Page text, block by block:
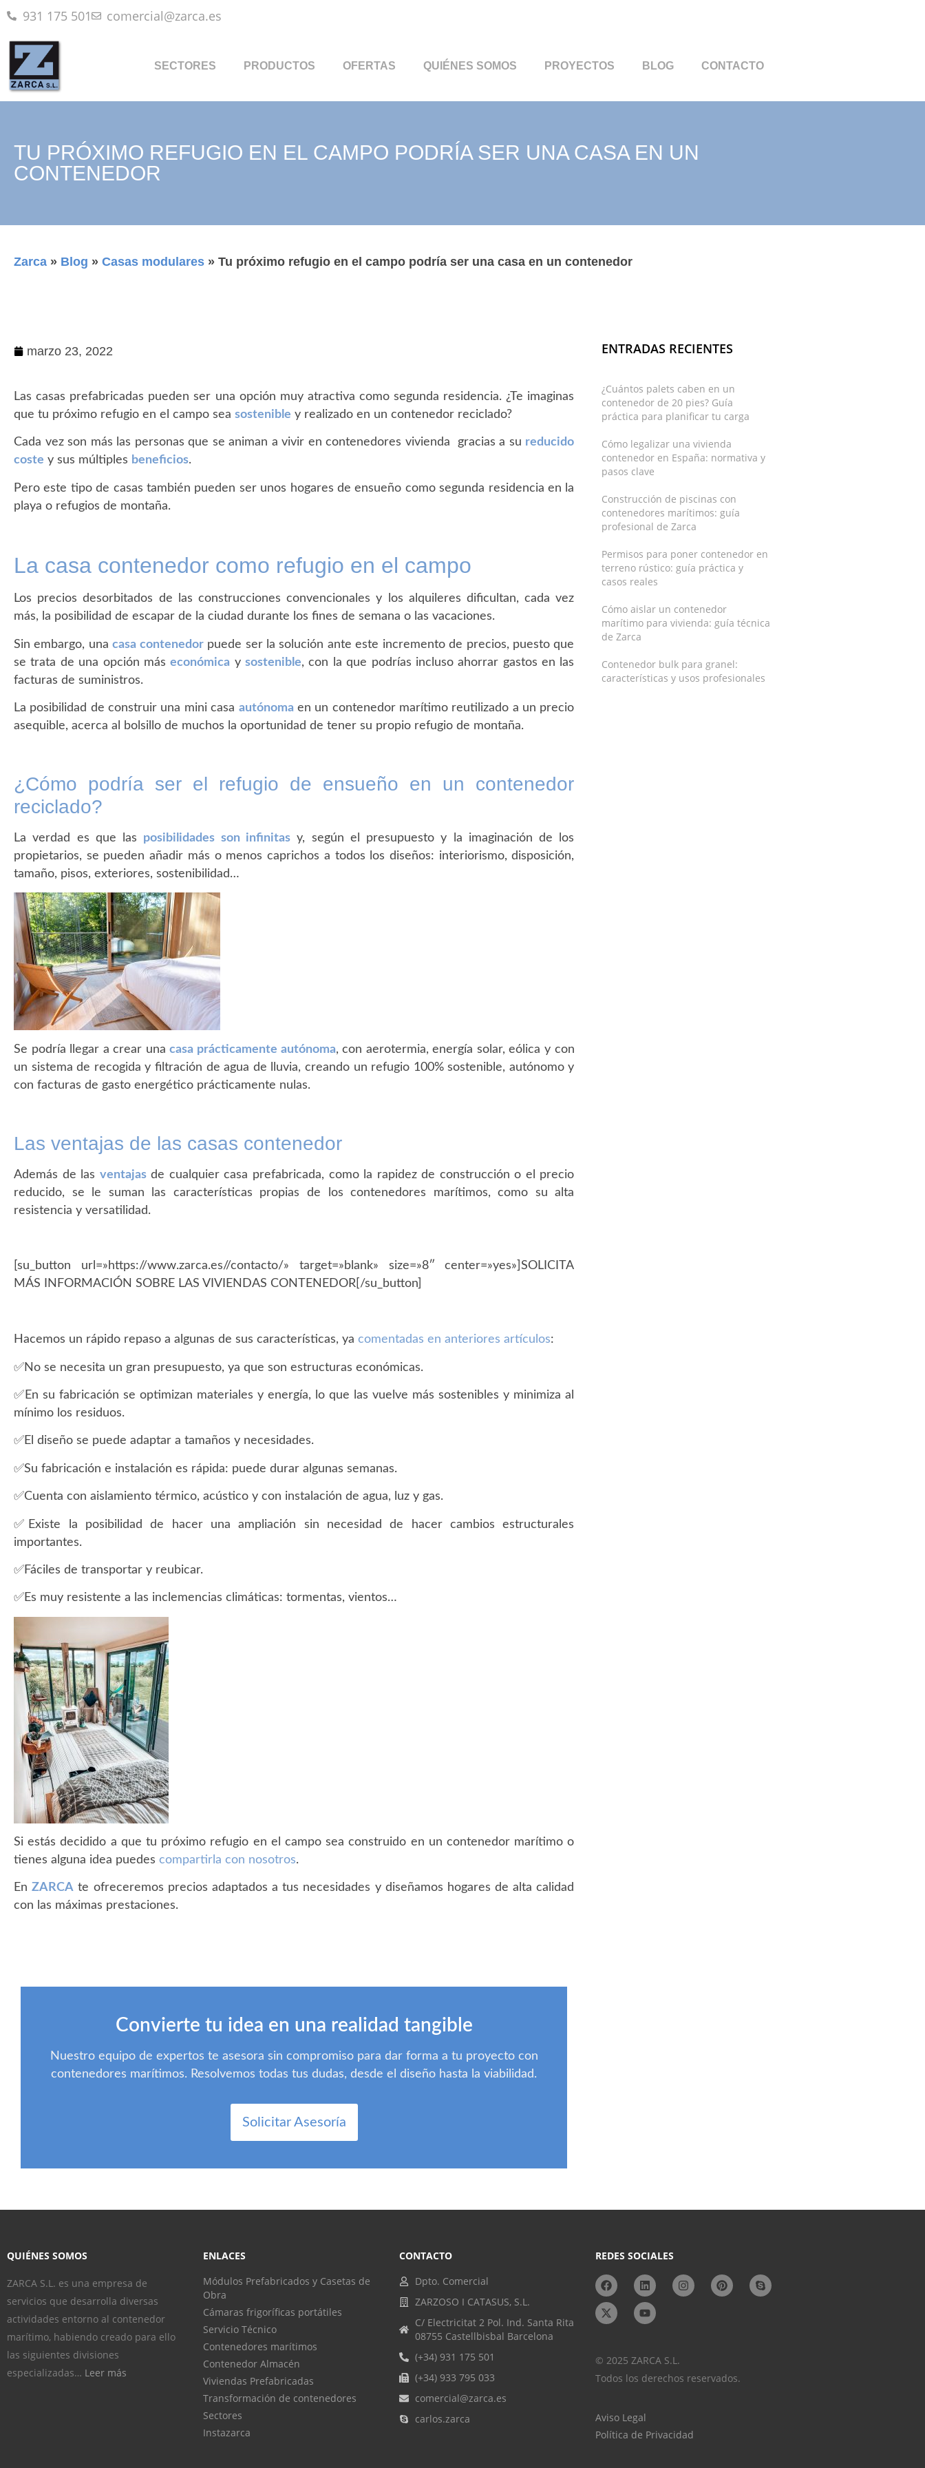
931 175 501 comercial@zarca.es
SECTORES PRODUCTOS OFERTAS QUIÉNES SOMOS PROYECTOS BLOG CONTACTO
TU PRÓXIMO REFUGIO EN EL CAMPO PODRÍA SER UNA CASA EN UN
CONTENEDOR
Zarca » Blog » Casas modulares » Tu próximo refugio en el campo podría ser una casa en un contenedor
marzo 23, 2022
Las casas prefabricadas pueden ser una opción muy atractiva como segunda residencia. ¿Te imaginas
que tu próximo refugio en el campo sea sostenible y realizado en un contenedor reciclado?
Cada vez son más las personas que se animan a vivir en contenedores vivienda gracias a su reducido
coste y sus múltiples beneficios.
Pero este tipo de casas también pueden ser unos hogares de ensueño como segunda residencia en la
playa o refugios de montaña.
La casa contenedor como refugio en el campo
Los precios desorbitados de las construcciones convencionales y los alquileres dificultan, cada vez
más, la posibilidad de escapar de la ciudad durante los fines de semana o las vacaciones.
Sin embargo, unacasa contenedorpuede ser la solución ante este incremento de precios, puesto que
se trata de una opción máseconómica ysostenible, con la que podrías incluso ahorrar gastos en las
facturas de suministros.
La posibilidad de construir una mini casa autónoma en un contenedor marítimo reutilizado a un precio
asequible, acerca al bolsillo de muchos la oportunidad de tener su propio refugio de montaña.
¿Cómo podría ser el refugio de ensueño en un contenedor
reciclado?
La verdad es que las posibilidades son infinitasy, según el presupuesto y la imaginación de los
propietarios, se pueden añadir más o menos caprichos a todos los diseños: interiorismo, disposición,
tamaño, pisos, exteriores, sostenibilidad…
Se podría llegar a crear unacasa prácticamente autónoma, con aerotermia, energía solar, eólica y con
un sistema de recogida y filtración de agua de lluvia, creando un refugio 100% sostenible, autónomo y
con facturas de gasto energético prácticamente nulas.
Las ventajas de las casas contenedor
Además de las ventajasde cualquier casa prefabricada, como la rapidez de construcción o el precio
reducido, se le suman las características propias de los contenedores marítimos, como su alta
resistencia y versatilidad.
[su_button url=»https://www.zarca.es//contacto/» target=»blank» size=»8″ center=»yes»]SOLICITA
MÁS INFORMACIÓN SOBRE LAS VIVIENDAS CONTENEDOR[/su_button]
Hacemos un rápido repaso a algunas de sus características, ya comentadas en anteriores artículos:
✅No se necesita un gran presupuesto, ya que son estructuras económicas.
✅En su fabricación se optimizan materiales y energía, lo que las vuelve más sostenibles y minimiza al
mínimo los residuos.
✅El diseño se puede adaptar a tamaños y necesidades.
✅Su fabricación e instalación es rápida: puede durar algunas semanas.
✅Cuenta con aislamiento térmico, acústico y con instalación de agua, luz y gas.
✅Existe la posibilidad de hacer una ampliación sin necesidad de hacer cambios estructurales
importantes.
✅Fáciles de transportar y reubicar.
✅Es muy resistente a las inclemencias climáticas: tormentas, vientos…
Si estás decidido a que tu próximo refugio en el campo sea construido en un contenedor marítimo o
tienes alguna idea puedes compartirla con nosotros.
EnZARCA te ofreceremos precios adaptados a tus necesidades y diseñamos hogares de alta calidad
con las máximas prestaciones.
Convierte tu idea en una realidad tangible
Nuestro equipo de expertos te asesora sin compromiso para dar forma a tu proyecto con
contenedores marítimos. Resolvemos todas tus dudas, desde el diseño hasta la viabilidad.
Solicitar Asesoría
ENTRADAS RECIENTES
¿Cuántos palets caben en un
contenedor de 20 pies? Guía
práctica para planificar tu carga
Cómo legalizar una vivienda
contenedor en España: normativa y
pasos clave
Construcción de piscinas con
contenedores marítimos: guía
profesional de Zarca
Permisos para poner contenedor en
terreno rústico: guía práctica y
casos reales
Cómo aislar un contenedor
marítimo para vivienda: guía técnica
de Zarca
Contenedor bulk para granel:
características y usos profesionales
QUIÉNES SOMOS
ZARCA S.L. es una empresa de
servicios que desarrolla diversas
actividades entorno al contenedor
marítimo, habiendo creado para ello
las siguientes divisiones
especializadas… Leer más
ENLACES
Módulos Prefabricados y Casetas de
Obra
Cámaras frigoríficas portátiles
Servicio Técnico
Contenedores marítimos
Contenedor Almacén
Viviendas Prefabricadas
Transformación de contenedores
Sectores
Instazarca
CONTACTO
Dpto. Comercial
ZARZOSO I CATASUS, S.L.
C/ Electricitat 2 Pol. Ind. Santa Rita
08755 Castellbisbal Barcelona
(+34) 931 175 501
(+34) 933 795 033
comercial@zarca.es
carlos.zarca
REDES SOCIALES
© 2025 ZARCA S.L.
Todos los derechos reservados.
Aviso Legal
Política de Privacidad